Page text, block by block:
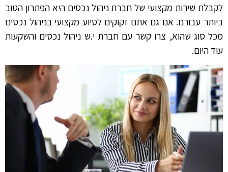
לקבלת שירות מקצועי של חברת ניהול נכסים היא הפתרון הטוב
ביותר עבורם. אם גם אתם זקוקים לסיוע מקצועי בניהול נכסים
מכל סוג שהוא, צרו קשר עם חברת י.ש ניהול נכסים והשקעות
עוד היום.